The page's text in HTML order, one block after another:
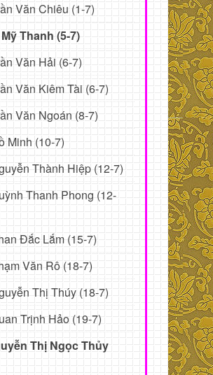
Văn Chiêu (1-7)
Thanh (5-7)
Văn Hải (6-7)
Văn Kiêm Tài (6-7)
Văn Ngoán (8-7)
Minh (10-7)
Thành Hiệp (12-7)
Thanh Phong (12-
Đắc Lắm (15-7)
Văn Rô (18-7)
Thị Thúy (18-7)
Trịnh Hảo (19-7)
Thị Ngọc Thủy